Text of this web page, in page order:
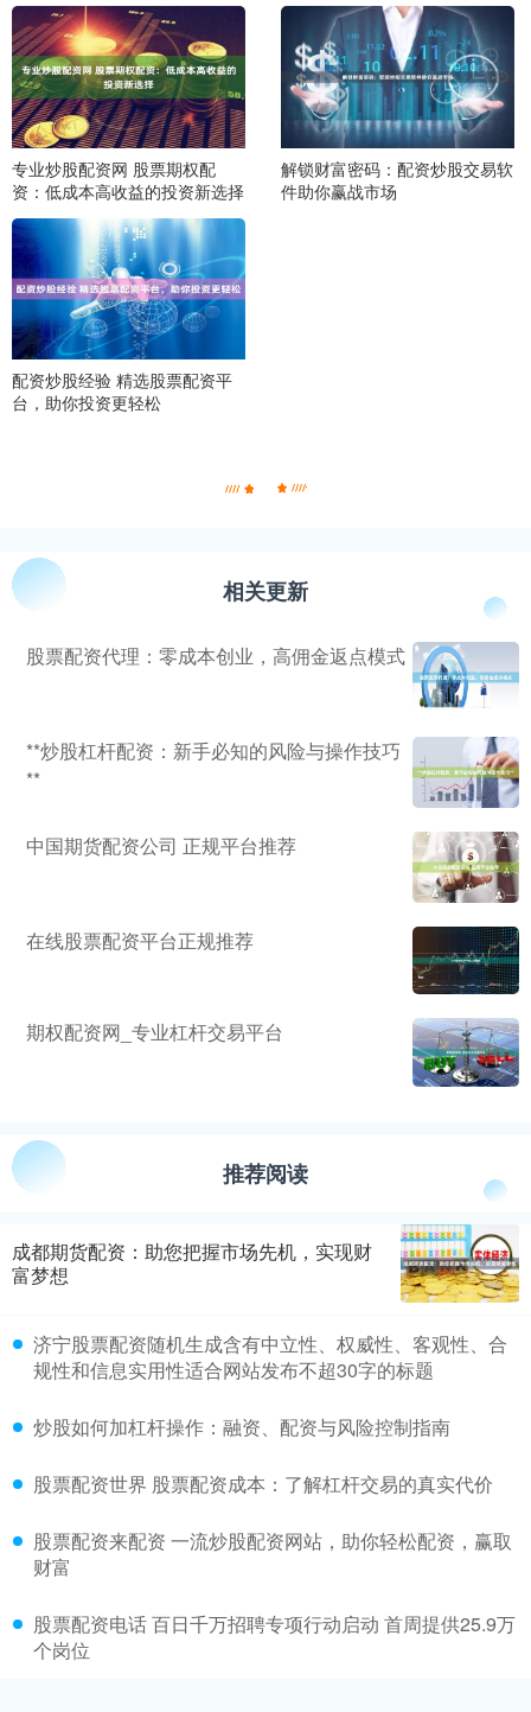
专业炒股配资网 股票期权配
资：低成本高收益的投资新选择
解锁财富密码：配资炒股交易软
件助你赢战市场
配资炒股经验 精选股票配资平
台，助你投资更轻松
相关更新
股票配资代理：零成本创业，高佣金返点模式
**炒股杠杆配资：新手必知的风险与操作技巧
**
中国期货配资公司 正规平台推荐
在线股票配资平台正规推荐
期权配资网_专业杠杆交易平台
推荐阅读
成都期货配资：助您把握市场先机，实现财
富梦想
济宁股票配资随机生成含有中立性、权威性、客观性、合
规性和信息实用性适合网站发布不超30字的标题
炒股如何加杠杆操作：融资、配资与风险控制指南
股票配资世界 股票配资成本：了解杠杆交易的真实代价
股票配资来配资 一流炒股配资网站，助你轻松配资，赢取
财富
股票配资电话 百日千万招聘专项行动启动 首周提供25.9万
个岗位